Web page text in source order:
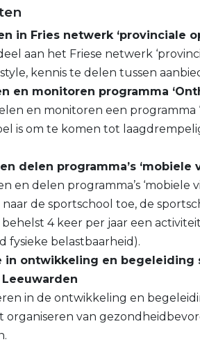
in Fries netwerk ‘provinciale
aan het Friese netwerk
kennis te delen tussen
en monitoren programma
en monitoren een programma
is om te komen tot
delen programma’s
en delen programma’s ‘mobiele
naar de sportschool toe, de
4 keer per jaar een
fysieke belastbaarheid).
in ontwikkeling en
in de ontwikkeling en
organiseren van